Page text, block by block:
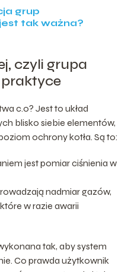
grup
tak ważna?
czyli grupa
c.o? Jest to układ
blisko siebie elementów,
ochrony kotła. Są to:
jest pomiar ciśnienia w
nadmiar gazów,
w razie awarii
tak, aby system
Co prawda użytkownik